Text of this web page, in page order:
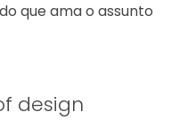
que ama o assunto
design